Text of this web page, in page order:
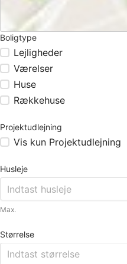
Boligtype
Lejligheder
Værelser
Huse
Rækkehuse
Projektudlejning
Vis kun Projektudlejning
Husleje
Max.
Størrelse